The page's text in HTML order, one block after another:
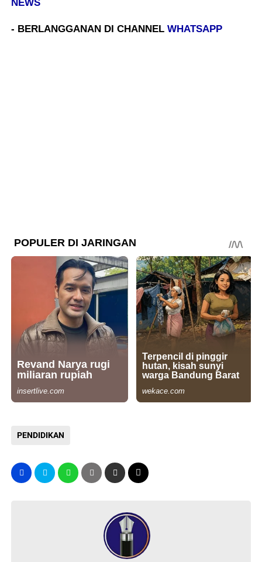
NEWS
- BERLANGGANAN DI CHANNELWHATSAPP
PENDIDIKAN